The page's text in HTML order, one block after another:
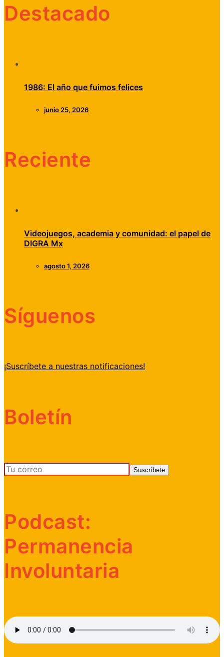
Destacado
1986: El año que fuimos felices
junio 25, 2026
Reciente
Videojuegos, academia y comunidad: el papel de
DIGRA Mx
agosto 1, 2026
Síguenos
¡Suscríbete a nuestras notificaciones!
Boletín
Podcast:
Permanencia
Involuntaria